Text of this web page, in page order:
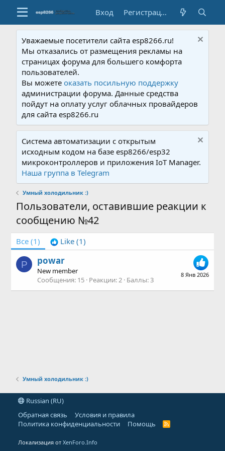
Вход Регистрация
Уважаемые посетители сайта esp8266.ru!
Мы отказались от размещения рекламы на
страницах форума для большего комфорта
пользователей.
Вы можетеоказать посильную поддержку
администрации форума. Данные средства
пойдут на оплату услуг облачных провайдеров
для сайта esp8266.ru
Система автоматизации с открытым
исходным кодом на базе esp8266/esp32
микроконтроллеров и приложения IoT Manager.
Наша группа в Telegram
Умный холодильник :)
Пользователи, оставившие реакции к
сообщению №42
Все (1) Like (1)
P
8 Янв 2026
powar
New member
Сообщения 15 Реакции 2 Баллы 3
Умный холодильник :)
Russian (RU)
Обратная связь
Условия и правила
Политика конфиденциальности
Помощь
R
Локализация отXenForo.Info